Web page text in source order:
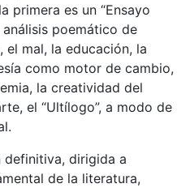
primera es un “Ensayo
análisis poemático de
el mal, la educación, la
como motor de cambio,
la creatividad del
el “Ultílogo”, a modo de
definitiva, dirigida a
de la literatura,